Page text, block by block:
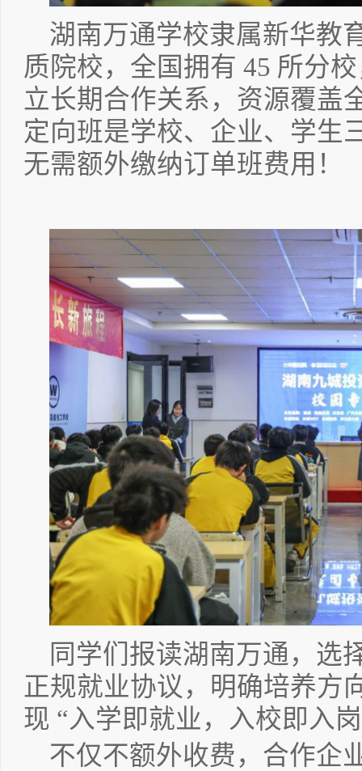
湖南万通学校隶属新华教
质院校，全国拥有 45 所分
立长期合作关系，资源覆盖
定向班是学校、企业、学生
无需额外缴纳订单班费用！
同学们报读湖南万通，选
正规就业协议，明确培养方
现 “入学即就业，入校即入
不仅不额外收费，合作企